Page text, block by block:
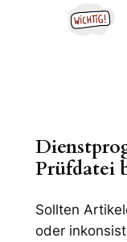
Prüfdatei
Sollten
oder